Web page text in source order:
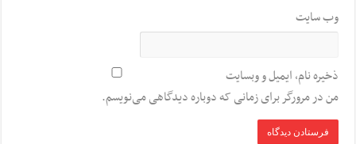
وب‌ سایت
ذخیره نام، ایمیل و وبسایت
من در مرورگر برای زمانی که دوباره دیدگاهی می‌نویسم.